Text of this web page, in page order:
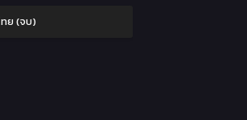
ย (จบ)